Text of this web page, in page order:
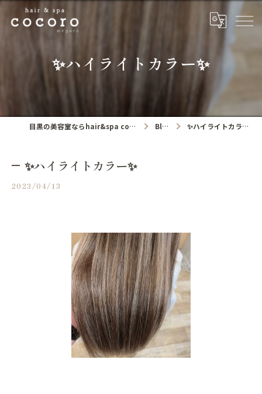
✨ハイライトカラー✨
目黒の美容室ならhair&spa cocoro Blog ✨ハイライトカラー✨
✨ハイライトカラー✨
2023/04/13